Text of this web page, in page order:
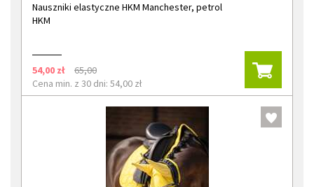
Nauszniki elastyczne HKM Manchester, petrol
HKM
54,00 zł
65,00
Cena min. z 30 dni: 54,00 zł